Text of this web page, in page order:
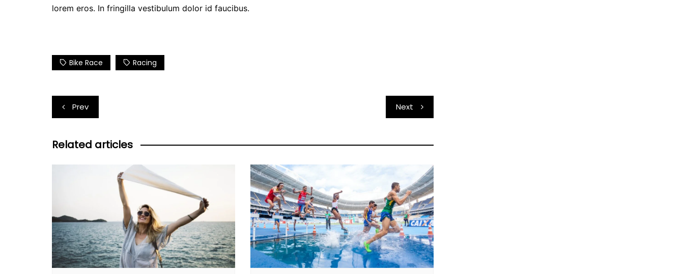
lorem eros. In fringilla vestibulum dolor id faucibus.
Bike Race Racing
Post
navigation
Prev Next
Related articles